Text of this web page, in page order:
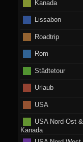
Kanada
Lissabon
Roadtrip
Rom
Städtetour
Urlaub
USA
USA Nord-Ost &
Kanada